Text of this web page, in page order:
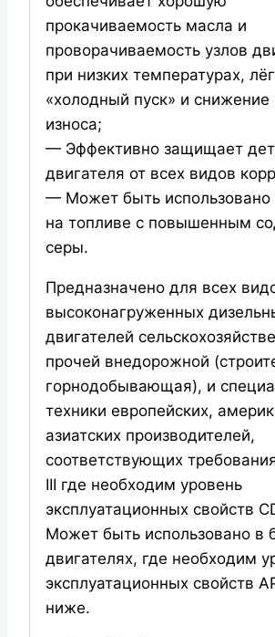
прокачиваемость масла и
проворачиваемость узлов
при низких температурах,
«холодный пуск» и снижение
износа;
— Эффективно защищает
двигателя от всех видов
— Может быть использовано
на топливе с повышенным
серы.
Предназначено для всех
высоконагруженных
двигателей
прочей внедорожной
горнодобывающая), и
техники европейских,
азиатских производителей,
соответствующих
III где необходим уровень
эксплуатационных свойств
Может быть использовано в
двигателях, где необходим
эксплуатационных свойств
ниже.